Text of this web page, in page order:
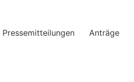
Pressemitteilungen Anträge